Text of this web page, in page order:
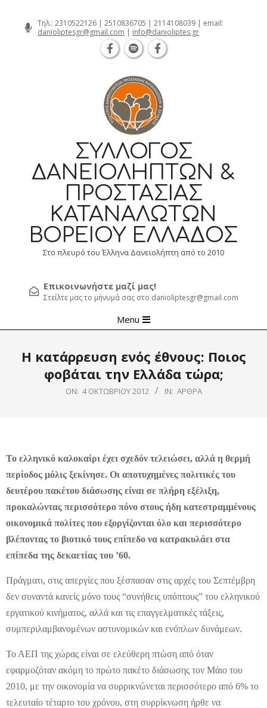
Τηλ.: 2310522126 | 2510836705 | 2114108039 | email:
danioliptesgr@gmail.com | info@danioliptes.gr
ΣΎΛΛΟΓΟΣ
ΔΑΝΕΙΟΛΗΠΤΏΝ &
ΠΡΟΣΤΑΣΊΑΣ
ΚΑΤΑΝΑΛΩΤΏΝ
ΒΟΡΕΊΟΥ ΕΛΛΆΔΟΣ
Στο πλευρό του Έλληνα Δανειολήπτη από το 2010
Επικοινωνήστε μαζί μας!
Στείλτε μας το μήνυμά σας στο danioliptesgr@gmail.com
Navigation
Menu
Η κατάρρευση ενός έθνους: Ποιος
φοβάται την Ελλάδα τώρα;
ON: 4 ΟΚΤΩΒΡΊΟΥ 2012 IN: ΆΡΘΡΑ
Το ελληνικό καλοκαίρι έχει σχεδόν τελειώσει, αλλά η θερμή
περίοδος μόλις ξεκίνησε. Οι αποτυχημένες πολιτικές του
δευτέρου πακέτου διάσωσης είναι σε πλήρη εξέλιξη,
προκαλώντας περισσότερο πόνο στους ήδη κατεστραμμένους
οικονομικά πολίτες που εξοργίζονται όλο και περισσότερο
βλέποντας το βιοτικό τους επίπεδο να κατρακυλάει στα
επίπεδα της δεκαετίας του ’60.
Πράγματι, στις απεργίες που ξέσπασαν στις αρχές του Σεπτέμβρη
δεν συναντά κανείς μόνο τους “συνήθεις υπόπτους” του ελληνικού
εργατικού κινήματος, αλλά και τις επαγγελματικές τάξεις,
συμπεριλαμβανομένων αστυνομικών και ενόπλων δυνάμεων.
Το ΑΕΠ της χώρας είναι σε ελεύθερη πτώση από όταν
εφαρμοζόταν ακόμη το πρώτο πακέτο διάσωσης τον Μάιο του
2010, με την οικονομία να συρρικνώνεται περισσότερο από 6% το
τελευταίο τέταρτο του χρόνου, στη συρρίκνωση ήρθε να